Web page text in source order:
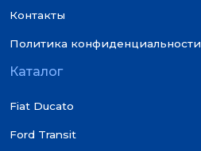
Контакты
Политика конфиденциальности
Каталог
Fiat Ducato
Ford Transit